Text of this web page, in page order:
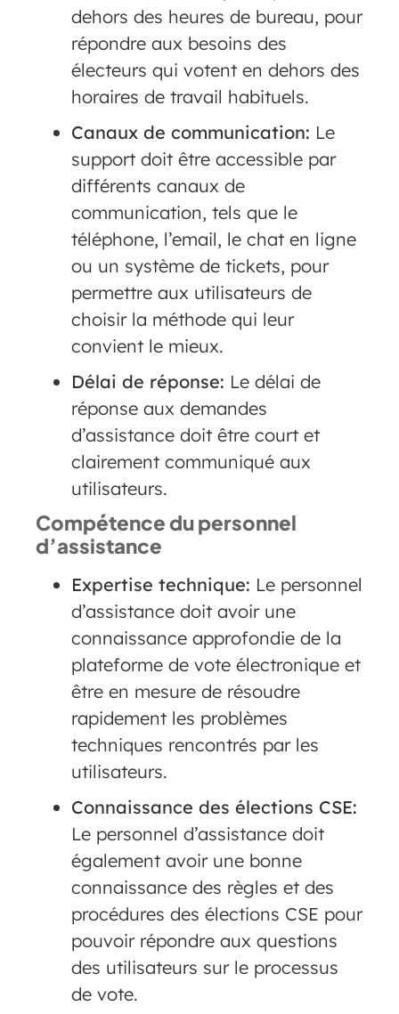
dehors des heures de bureau, pour
répondre aux besoins des
électeurs qui votent en dehors des
horaires de travail habituels.
Canaux de communication: Le
support doit être accessible par
différents canaux de
communication, tels que le
téléphone, l’email, le chat en ligne
ou un système de tickets, pour
permettre aux utilisateurs de
choisir la méthode qui leur
convient le mieux.
Délai de réponse: Le délai de
réponse aux demandes
d’assistance doit être court et
clairement communiqué aux
utilisateurs.
Compétence du personnel
d’assistance
Expertise technique: Le personnel
d’assistance doit avoir une
connaissance approfondie de la
plateforme de vote électronique et
être en mesure de résoudre
rapidement les problèmes
techniques rencontrés par les
utilisateurs.
Connaissance des élections CSE:
Le personnel d’assistance doit
également avoir une bonne
connaissance des règles et des
procédures des élections CSE pour
pouvoir répondre aux questions
des utilisateurs sur le processus
de vote.